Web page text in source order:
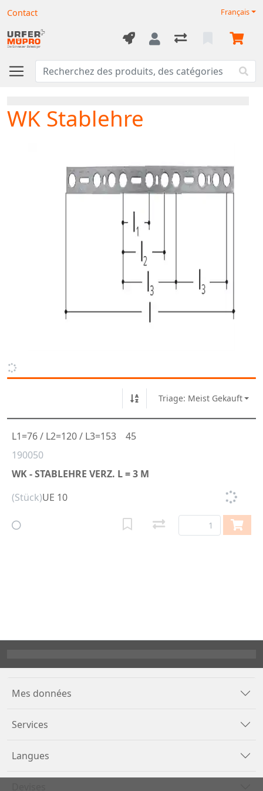
Contact Français
WK Stablehre
Triage: Meist Gekauft
190050
WK - STABLEHRE VERZ. L = 3 M
L1=76 / L2=120 / L3=153 45
(Stück)UE 10
Mes données
Services
Langues